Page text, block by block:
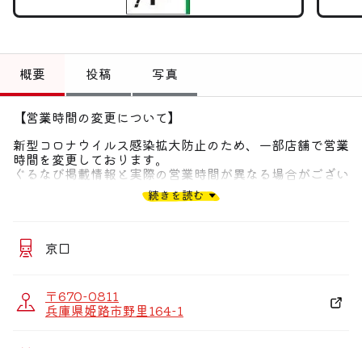
トップ
偏愛コミュニティ
投稿
偏愛記事
偏愛スポット
概要 投稿 写真
【営業時間の変更について】
新型コロナウイルス感染拡大防止のため、一部店舗で営業
時間を変更しております。
ぐるなび掲載情報と実際の営業時間が異なる場合がござい
お客様にはご不便をおかけいたしますが、何卒ご理解のほ
各店舗の営業時間の詳細は、サイゼリヤのホームページを
ご確認くださいませ。
続きを読む
京口
〒670-0811
兵庫県姫路市野里164-1